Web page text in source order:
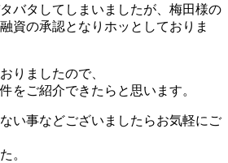
バタしてしまいましたが、梅田様の
資の承認となりホッとしておりま
りましたので、
をご紹介できたらと思います。
い事などございましたらお気軽にご
。